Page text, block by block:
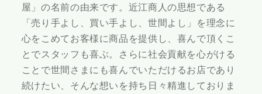
屋」の名前の由来です。近江商人の思想である
「売り手よし、買い手よし、世間よし」を理念に
心をこめてお客様に商品を提供し、喜んで頂くこ
とでスタッフも喜ぶ。さらに社会貢献を心がける
ことで世間さまにも喜んでいただけるお店であり
続けたい、そんな想いを持ち日々精進しておりま